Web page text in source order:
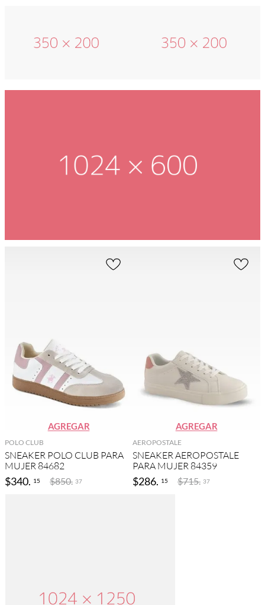
AGREGAR
POLO CLUB
SNEAKER POLO CLUB PARA
MUJER 84682
$340. 15 $850. 37
AGREGAR
AEROPOSTALE
SNEAKER AEROPOSTALE
PARA MUJER 84359
$286. 15 $715. 37